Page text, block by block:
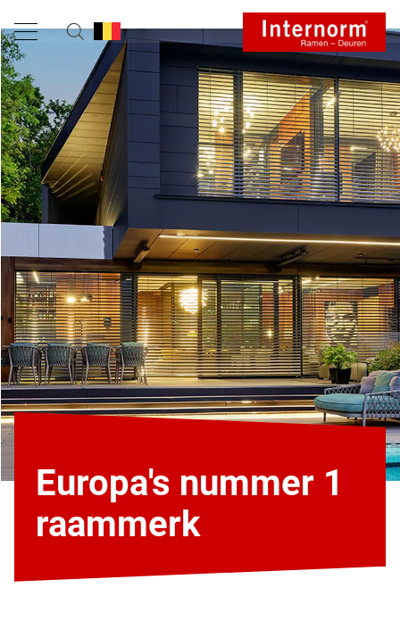
Europa's nummer 1
raammerk